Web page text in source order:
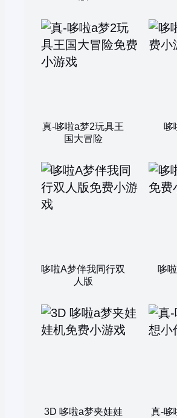
真-哆啦a梦2玩具王
国大冒险
哆
哆啦A梦伴我同行双
人版
哆
3D 哆啦a梦夹娃娃
真-哆